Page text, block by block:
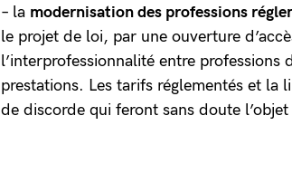
– la modernisation des professions
le projet de loi, par une ouverture
l’interprofessionnalité entre
prestations. Les tarifs réglementés et la
de discorde qui feront sans doute